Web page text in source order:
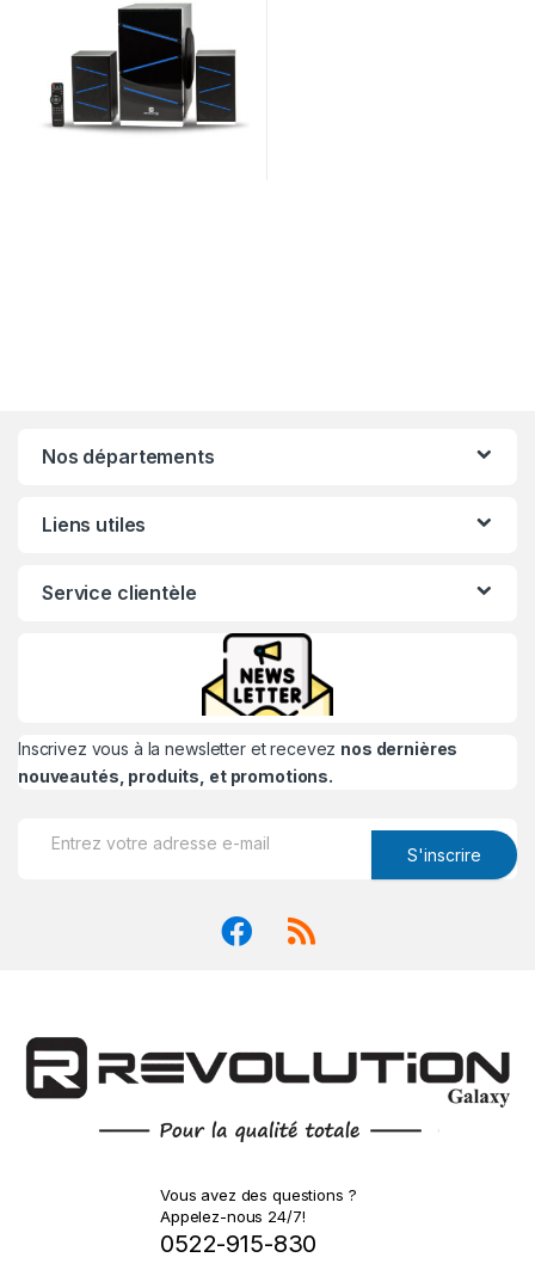
Nos départements
Liens utiles
Service clientèle
Inscrivez vous à la newsletter et recevez nos dernières
nouveautés, produits, et promotions.
S'inscrire
Vous avez des questions ?
Appelez-nous 24/7!
0522-915-830